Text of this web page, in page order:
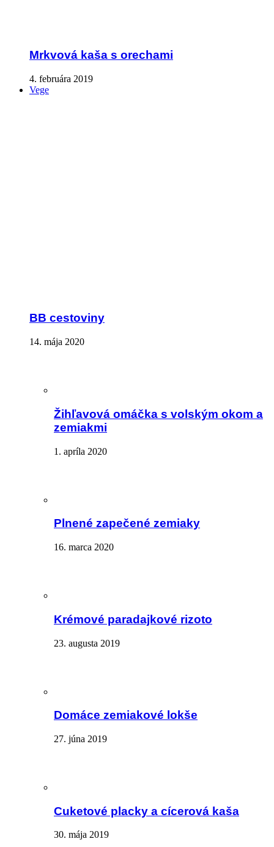
Mrkvová kaša s orechami
4. februára 2019
Vege
BB cestoviny
14. mája 2020
Žihľavová omáčka s volským okom a
zemiakmi
1. apríla 2020
Plnené zapečené zemiaky
16. marca 2020
Krémové paradajkové rizoto
23. augusta 2019
Domáce zemiakové lokše
27. júna 2019
Cuketové placky a cícerová kaša
30. mája 2019